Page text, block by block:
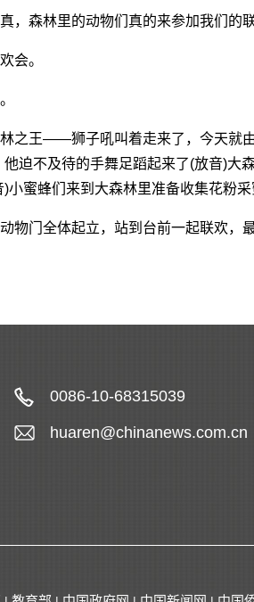
森林里的动物们真的来参加我们的联
会。
王――狮子吼叫着走来了，今天就由
迫不及待的手舞足蹈起来了(放音)大
蜜蜂们来到大森林里准备收集花粉采
门全体起立，站到台前一起联欢，
0086-10-68315039
huaren@chinanews.com.cn